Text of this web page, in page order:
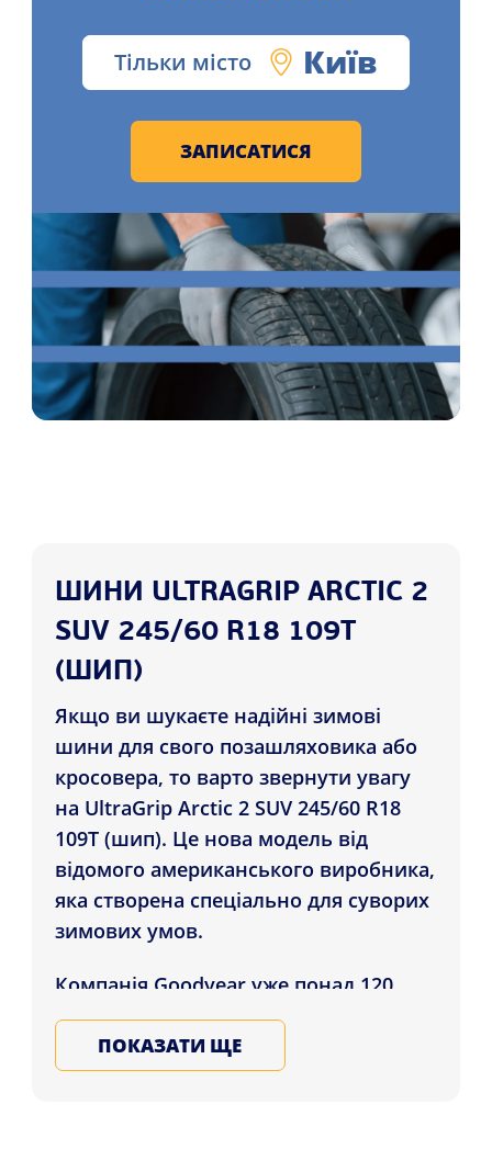
Тільки місто Київ
ЗАПИСАТИСЯ
ШИНИ ULTRAGRIP ARCTIC 2
SUV 245/60 R18 109T
(ШИП)
Якщо ви шукаєте надійні зимові
шини для свого позашляховика або
кросовера, то варто звернути увагу
на UltraGrip Arctic 2 SUV 245/60 R18
109T (шип). Це нова модель від
відомого американського виробника,
яка створена спеціально для суворих
зимових умов.
Компанія Goodyear уже понад 120
років виробляє високоякісні шини
для різних типів автомобілів. Вона
постійно вдосконалює свою
ПОКАЗАТИ ЩЕ